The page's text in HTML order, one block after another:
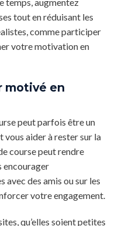
tout en réduisant les
comme participer
votre motivation en
motivé en
peut parfois être un
vous aider à rester sur la
course peut rendre
encourager
des amis ou sur les
votre engagement.
qu’elles soient petites